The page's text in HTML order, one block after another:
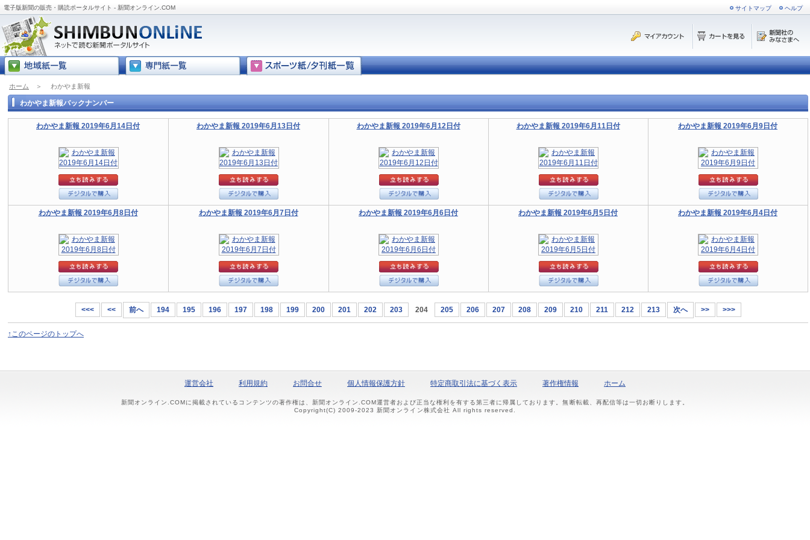
電子版新聞の販売・購読ポータルサイト - 新聞オンライン.COM サイトマップ ヘルプ
ホーム ＞ わかやま新報
わかやま新報バックナンバー
わかやま新報 2019年6月14日付 わかやま新報 2019年6月13日付 わかやま新報 2019年6月12日付 わかやま新報 2019年6月11日付 わかやま新報 2019年6月9日付
わかやま新報 2019年6月8日付 わかやま新報 2019年6月7日付 わかやま新報 2019年6月6日付 わかやま新報 2019年6月5日付 わかやま新報 2019年6月4日付
<<< << 前へ 194 195 196 197 198 199 200 201 202 203 204 205 206 207 208 209 210 211 212 213 次へ >> >>>
↑このページのトップへ
運営会社 利用規約 お問合せ 個人情報保護方針 特定商取引法に基づく表示 著作権情報 ホーム
新聞オンライン.COMに掲載されているコンテンツの著作権は、新聞オンライン.COM運営者および正当な権利を有する第三者に帰属しております。無断転載、再配信等は一切お断りします。
Copyright(C) 2009-2023 新聞オンライン株式会社 All rights reserved.